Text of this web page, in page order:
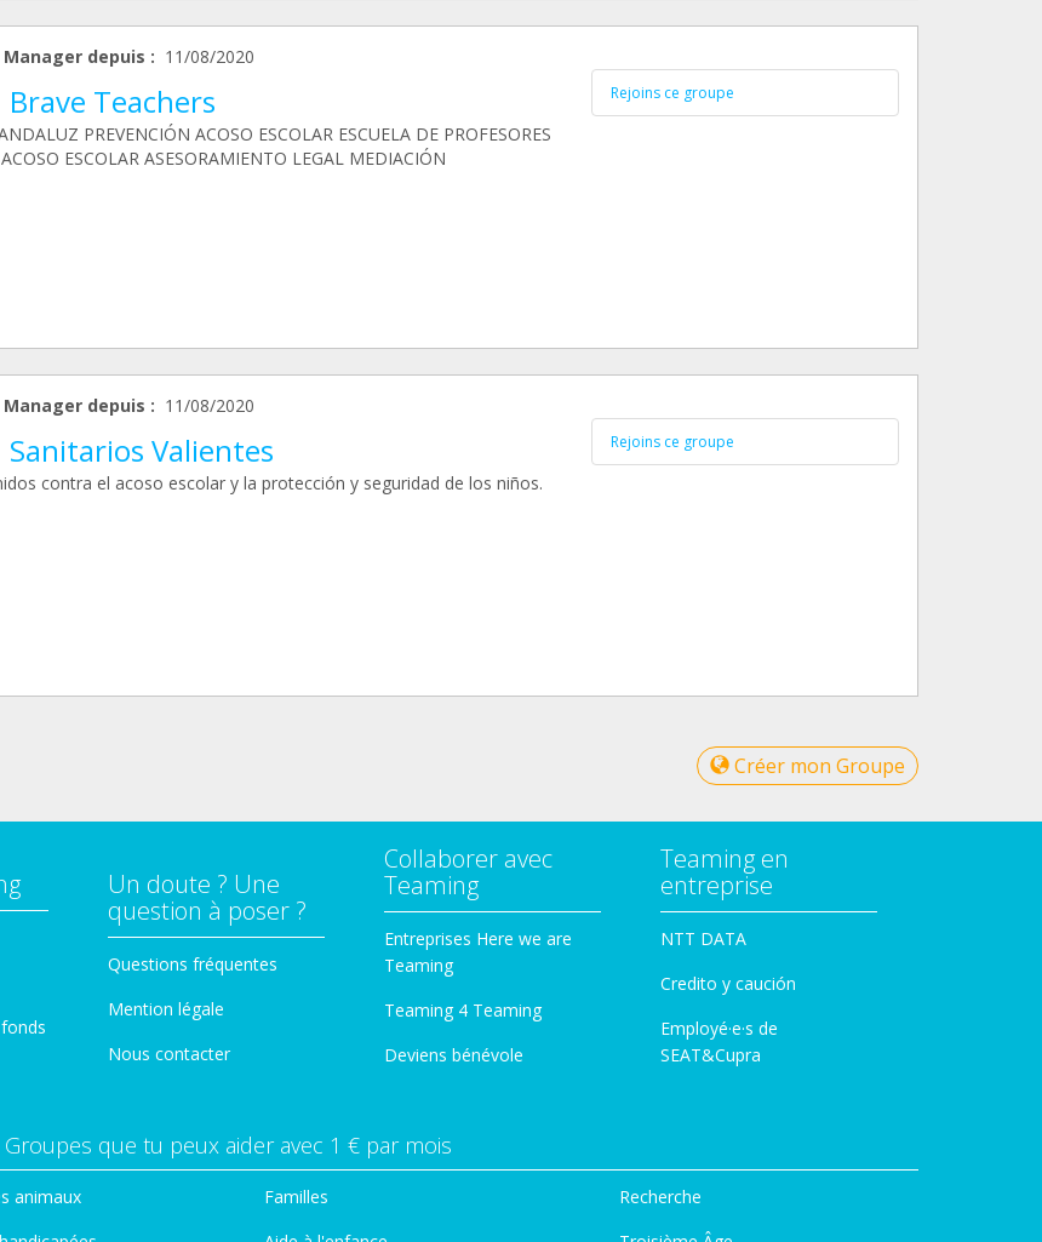
depuis : 11/08/2020
Brave Teachers
PREVENCIÓN ACOSO ESCOLAR ESCUELA DE PROFESORES
ESCOLAR ASESORAMIENTO LEGAL MEDIACIÓN
Rejoins ce groupe
depuis : 11/08/2020
Sanitarios Valientes
contra el acoso escolar y la protección y seguridad de los niños.
Rejoins ce groupe
Créer mon Groupe
Un doute ? Une
question à poser ?
Questions fréquentes
Mention légale
Nous contacter
Collaborer avec
Teaming
Entreprises Here we are
Teaming
Teaming 4 Teaming
Deviens bénévole
Teaming en
entreprise
NTT DATA
Credito y caución
Employé·e·s de
SEAT&Cupra
Groupes que tu peux aider avec 1 € par mois
animaux
Familles
Recherche